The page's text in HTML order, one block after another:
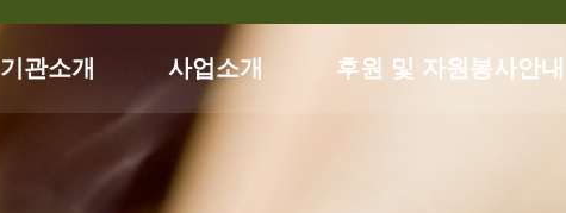
기관소개 사업소개 후원 및 자원봉사안내